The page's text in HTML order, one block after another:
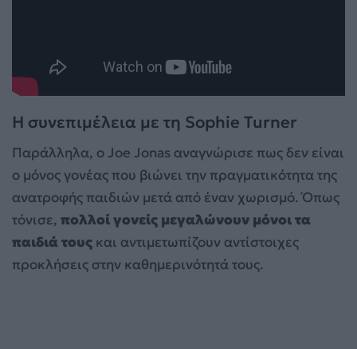
Η συνεπιμέλεια με τη Sophie Turner
Παράλληλα, ο Joe Jonas αναγνώρισε πως δεν είναι
ο μόνος γονέας που βιώνει την πραγματικότητα της
ανατροφής παιδιών μετά από έναν χωρισμό. Όπως
τόνισε, πολλοί γονείς μεγαλώνουν μόνοι τα
παιδιά τους και αντιμετωπίζουν αντίστοιχες
προκλήσεις στην καθημερινότητά τους.